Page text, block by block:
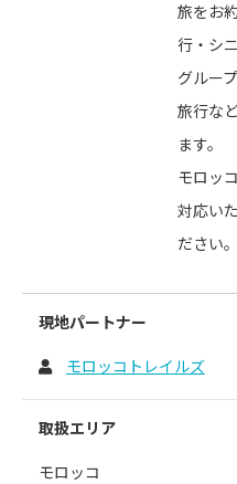
旅をお
行・シ
グルー
旅行な
ます。
モロッ
対応い
ださい。
現地パートナー
モロッコトレイルズ
取扱エリア
モロッコ